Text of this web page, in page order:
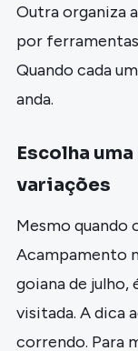
Outra organiza
por
Quando cada
anda.
Escolha
variações
Mesmo quando
Acampamento
goiana de
visitada. A dica
correndo. Para